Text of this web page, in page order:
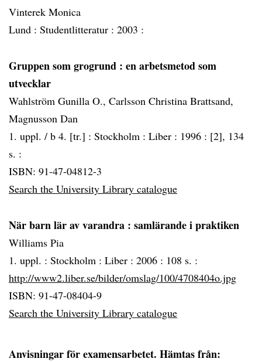
Vinterek Monica
Lund : Studentlitteratur : 2003 :
Gruppen som grogrund : en arbetsmetod som
utvecklar
Wahlström Gunilla O., Carlsson Christina Brattsand,
Magnusson Dan
1. uppl. / b 4. [tr.] : Stockholm : Liber : 1996 : [2], 134
s. :
ISBN: 91-47-04812-3
Search the University Library catalogue
När barn lär av varandra : samlärande i praktiken
Williams Pia
1. uppl. : Stockholm : Liber : 2006 : 108 s. :
http://www2.liber.se/bilder/omslag/100/4708404o.jpg
ISBN: 91-47-08404-9
Search the University Library catalogue
Anvisningar för examensarbetet. Hämtas från: